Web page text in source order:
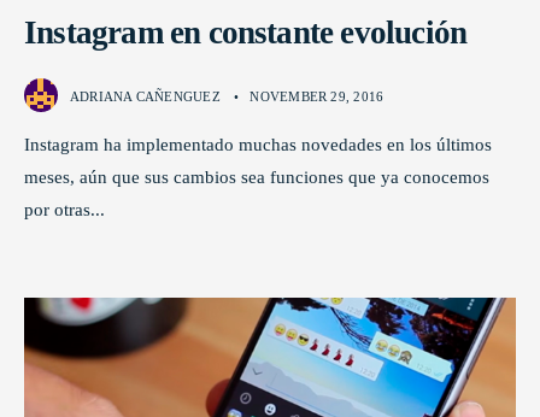
Instagram en constante evolución
ADRIANA CAÑENGUEZ • NOVEMBER 29, 2016
Instagram ha implementado muchas novedades en los últimos
meses, aún que sus cambios sea funciones que ya conocemos
por otras...